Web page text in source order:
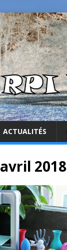
ACTUALITÉS
avril 2018